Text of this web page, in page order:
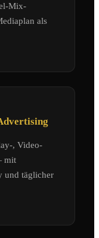
Mix-
als
, Video-
mit
und täglicher